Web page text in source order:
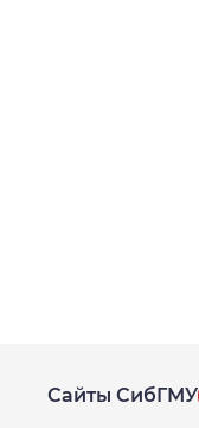
Сайты СибГМУ